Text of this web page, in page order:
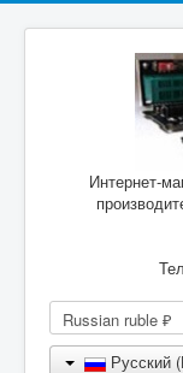
Интернет-
Русский